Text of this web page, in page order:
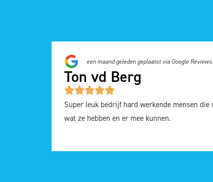
een maand geleden geplaatst via Google Reviews
Ton vd Berg
Super leuk bedrijf hard werkende mensen die
wat ze hebben en er mee kunnen.